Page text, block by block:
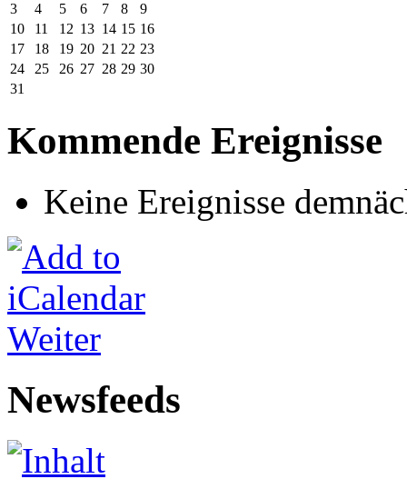
3
4 5 6 7 8
9
10
11 12 13 14 15 16
17
18 19 20 21 22 23
24
25 26 27 28 29 30
31
Kommende Ereignisse
Keine Ereignisse
Weiter
Newsfeeds